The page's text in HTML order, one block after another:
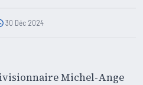
30 Déc 2024
Michel-Ange